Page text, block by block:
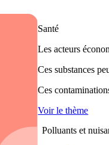
Santé
Les acteurs
Ces substances
Ces
Voir le thème
Polluants et